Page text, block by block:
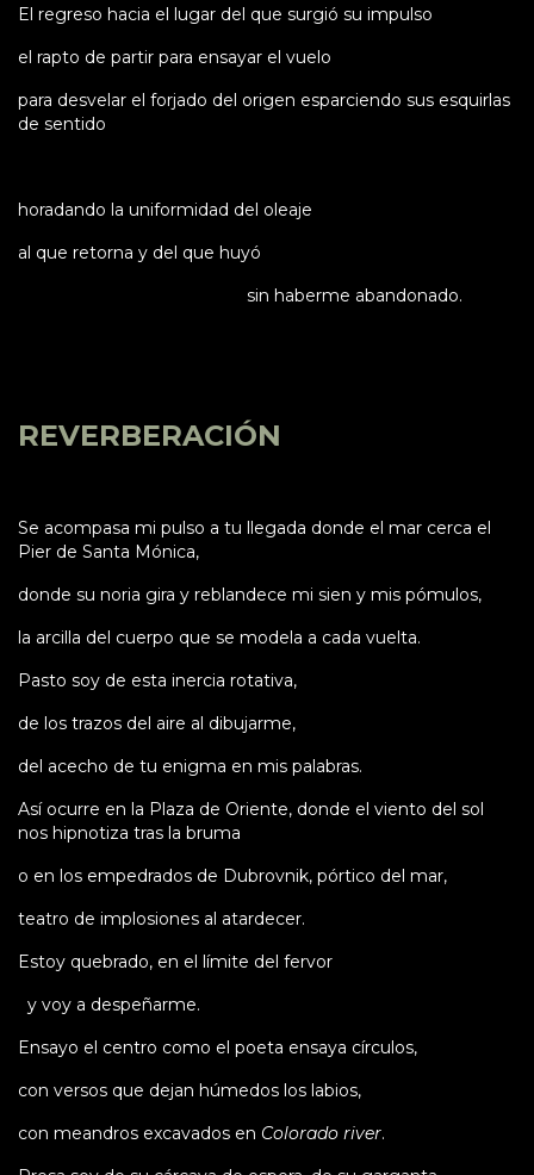
El regreso hacia el lugar del que surgió su impulso
el rapto de partir para ensayar el vuelo
para desvelar el forjado del origen esparciendo sus esquirlas
de sentido
horadando la uniformidad del oleaje
al que retorna y del que huyó
sin haberme abandonado.
REVERBERACIÓN
Se acompasa mi pulso a tu llegada donde el mar cerca el
Pier de Santa Mónica,
donde su noria gira y reblandece mi sien y mis pómulos,
la arcilla del cuerpo que se modela a cada vuelta.
Pasto soy de esta inercia rotativa,
de los trazos del aire al dibujarme,
del acecho de tu enigma en mis palabras.
Así ocurre en la Plaza de Oriente, donde el viento del sol
nos hipnotiza tras la bruma
o en los empedrados de Dubrovnik, pórtico del mar,
teatro de implosiones al atardecer.
Estoy quebrado, en el límite del fervor
y voy a despeñarme.
Ensayo el centro como el poeta ensaya círculos,
con versos que dejan húmedos los labios,
con meandros excavados en Colorado river.